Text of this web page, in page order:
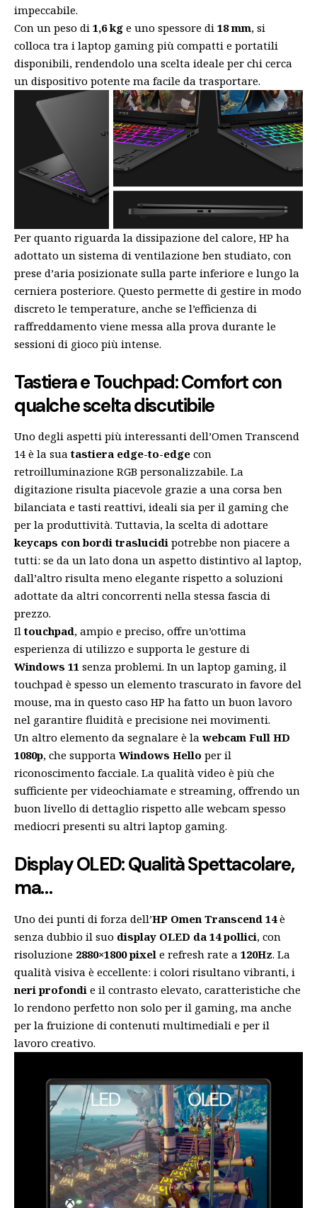
impeccabile.
Con un peso di 1,6 kg e uno spessore di 18 mm, si
colloca tra i laptop gaming più compatti e portatili
disponibili, rendendolo una scelta ideale per chi cerca
un dispositivo potente ma facile da trasportare.
Per quanto riguarda la dissipazione del calore, HP ha
adottato un sistema di ventilazione ben studiato, con
prese d’aria posizionate sulla parte inferiore e lungo la
cerniera posteriore. Questo permette di gestire in modo
discreto le temperature, anche se l’efficienza di
raffreddamento viene messa alla prova durante le
sessioni di gioco più intense.
Tastiera e Touchpad: Comfort con
qualche scelta discutibile
Uno degli aspetti più interessanti dell’Omen Transcend
14 è la suatastiera edge-to-edge con
retroilluminazione RGB personalizzabile. La
digitazione risulta piacevole grazie a una corsa ben
bilanciata e tasti reattivi, ideali sia per il gaming che
per la produttività. Tuttavia, la scelta di adottare
keycaps con bordi traslucidi potrebbe non piacere a
tutti: se da un lato dona un aspetto distintivo al laptop,
dall’altro risulta meno elegante rispetto a soluzioni
adottate da altri concorrenti nella stessa fascia di
prezzo.
Iltouchpad, ampio e preciso, offre un’ottima
esperienza di utilizzo e supporta le gesture di
Windows 11 senza problemi. In un laptop gaming, il
touchpad è spesso un elemento trascurato in favore del
mouse, ma in questo caso HP ha fatto un buon lavoro
nel garantire fluidità e precisione nei movimenti.
Un altro elemento da segnalare è la webcam Full HD
1080p, che supporta Windows Hello per il
riconoscimento facciale. La qualità video è più che
sufficiente per videochiamate e streaming, offrendo un
buon livello di dettaglio rispetto alle webcam spesso
mediocri presenti su altri laptop gaming.
Display OLED: Qualità Spettacolare,
ma…
Uno dei punti di forza dell’HP Omen Transcend 14è
senza dubbio il suo display OLED da 14 pollici, con
risoluzione 2880×1800 pixel e refresh rate a 120Hz. La
qualità visiva è eccellente: i colori risultano vibranti, i
neri profondi e il contrasto elevato, caratteristiche che
lo rendono perfetto non solo per il gaming, ma anche
per la fruizione di contenuti multimediali e per il
lavoro creativo.